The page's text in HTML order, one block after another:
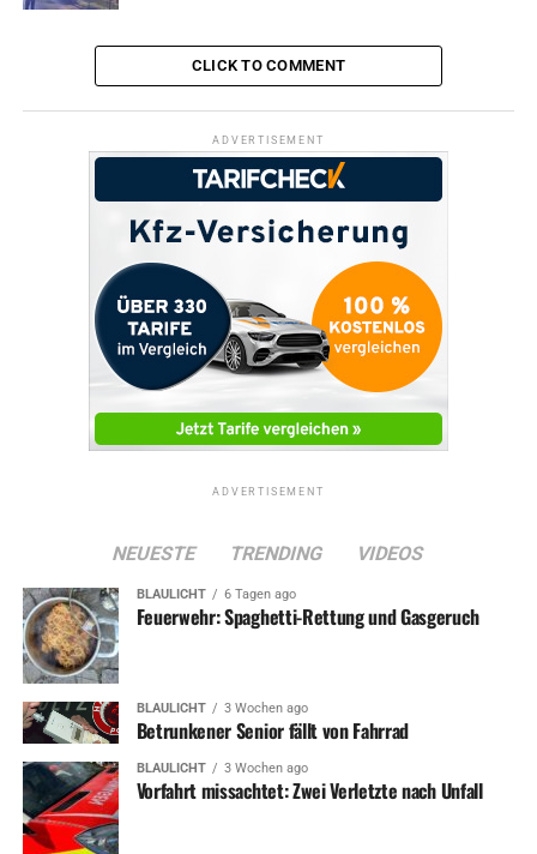
CLICK TO COMMENT
ADVERTISEMENT
ADVERTISEMENT
NEUESTE TRENDING VIDEOS
BLAULICHT 6 Tagen ago
Feuerwehr: Spaghetti-Rettung und Gasgeruch
BLAULICHT 3 Wochen ago
Betrunkener Senior fällt von Fahrrad
BLAULICHT 3 Wochen ago
Vorfahrt missachtet: Zwei Verletzte nach Unfall